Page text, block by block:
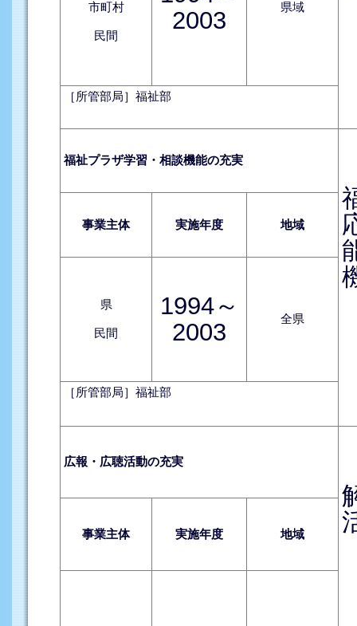
市町村
民間
2003
県域
［所管部局］福祉部
福祉プラザ学習・相談機能の充実
事業主体 実施年度 地域
県
民間
1994～
2003
全県
［所管部局］福祉部
広報・広聴活動の充実
事業主体 実施年度 地域